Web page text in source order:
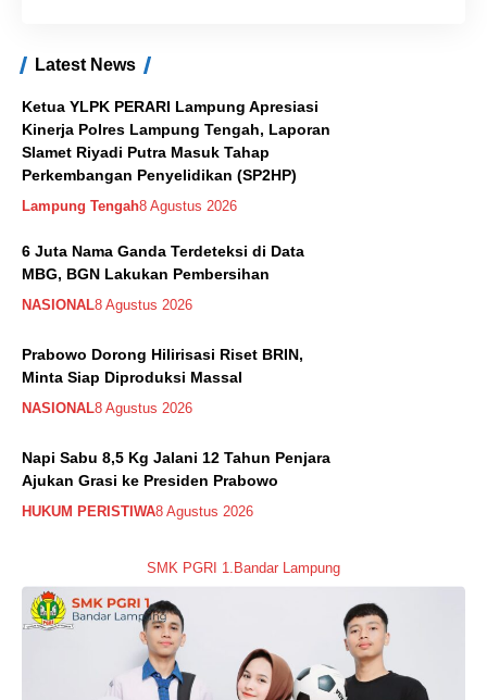
Latest News
Ketua YLPK PERARI Lampung Apresiasi
Kinerja Polres Lampung Tengah, Laporan
Slamet Riyadi Putra Masuk Tahap
Perkembangan Penyelidikan (SP2HP)
Lampung Tengah8 Agustus 2026
6 Juta Nama Ganda Terdeteksi di Data
MBG, BGN Lakukan Pembersihan
NASIONAL8 Agustus 2026
Prabowo Dorong Hilirisasi Riset BRIN,
Minta Siap Diproduksi Massal
NASIONAL8 Agustus 2026
Napi Sabu 8,5 Kg Jalani 12 Tahun Penjara
Ajukan Grasi ke Presiden Prabowo
HUKUM PERISTIWA8 Agustus 2026
SMK PGRI 1.Bandar Lampung